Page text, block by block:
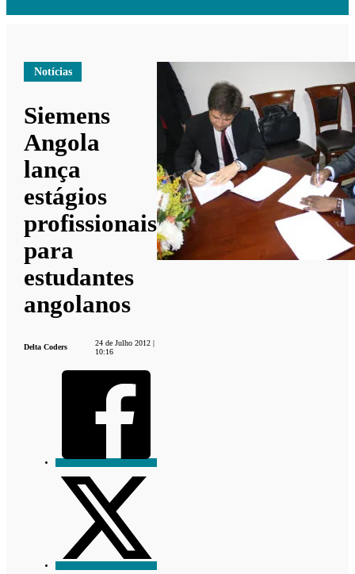
Notícias
Siemens
Angola
lança
estágios
profissionais
para
estudantes
angolanos
Delta Coders
24 de Julho 2012 |
10:16